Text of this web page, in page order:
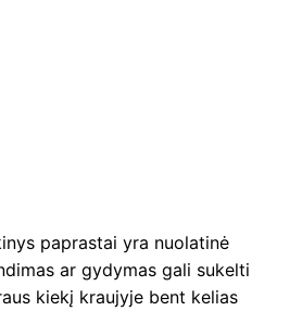
paprastai yra nuolatinė
ar gydymas gali sukelti
kiekį kraujyje bent kelias